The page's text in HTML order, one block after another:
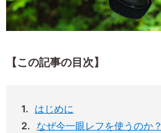
【この記事の目次】
はじめに
なぜ今一眼レフを使うのか？